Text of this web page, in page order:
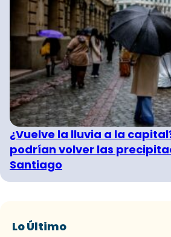
¿Vuelve la lluvia a la
podrían volver las
Santiago
Lo Último